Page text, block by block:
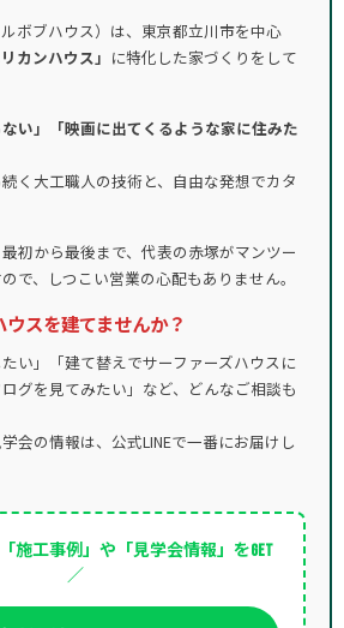
ボブハウス）は、東京都立川市を中心
カンハウス」 に特化した家づくりをして
ない」「映画に出てくるような家に住みた
く大工職人の技術と、自由な発想でカタ
初から最後まで、代表の赤塚がマンツー
で、しつこい営業の心配もありません。
スを建てませんか？
たい」「建て替えでサーファーズハウスに
グを見てみたい」など、どんなご相談も
会の情報は、公式LINEで一番にお届けし
施工事例」や「見学会情報」をGET
／